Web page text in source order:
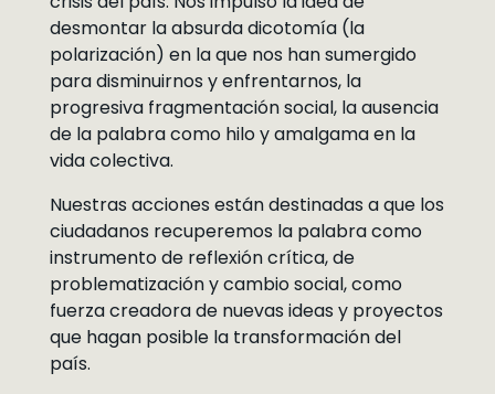
desmontar la absurda dicotomía (la
polarización) en la que nos han sumergido
para disminuirnos y enfrentarnos, la
progresiva fragmentación social, la ausencia
de la palabra como hilo y amalgama en la
vida colectiva.
Nuestras acciones están destinadas a que los
ciudadanos recuperemos la palabra como
instrumento de reflexión crítica, de
problematización y cambio social, como
fuerza creadora de nuevas ideas y proyectos
que hagan posible la transformación del
país.